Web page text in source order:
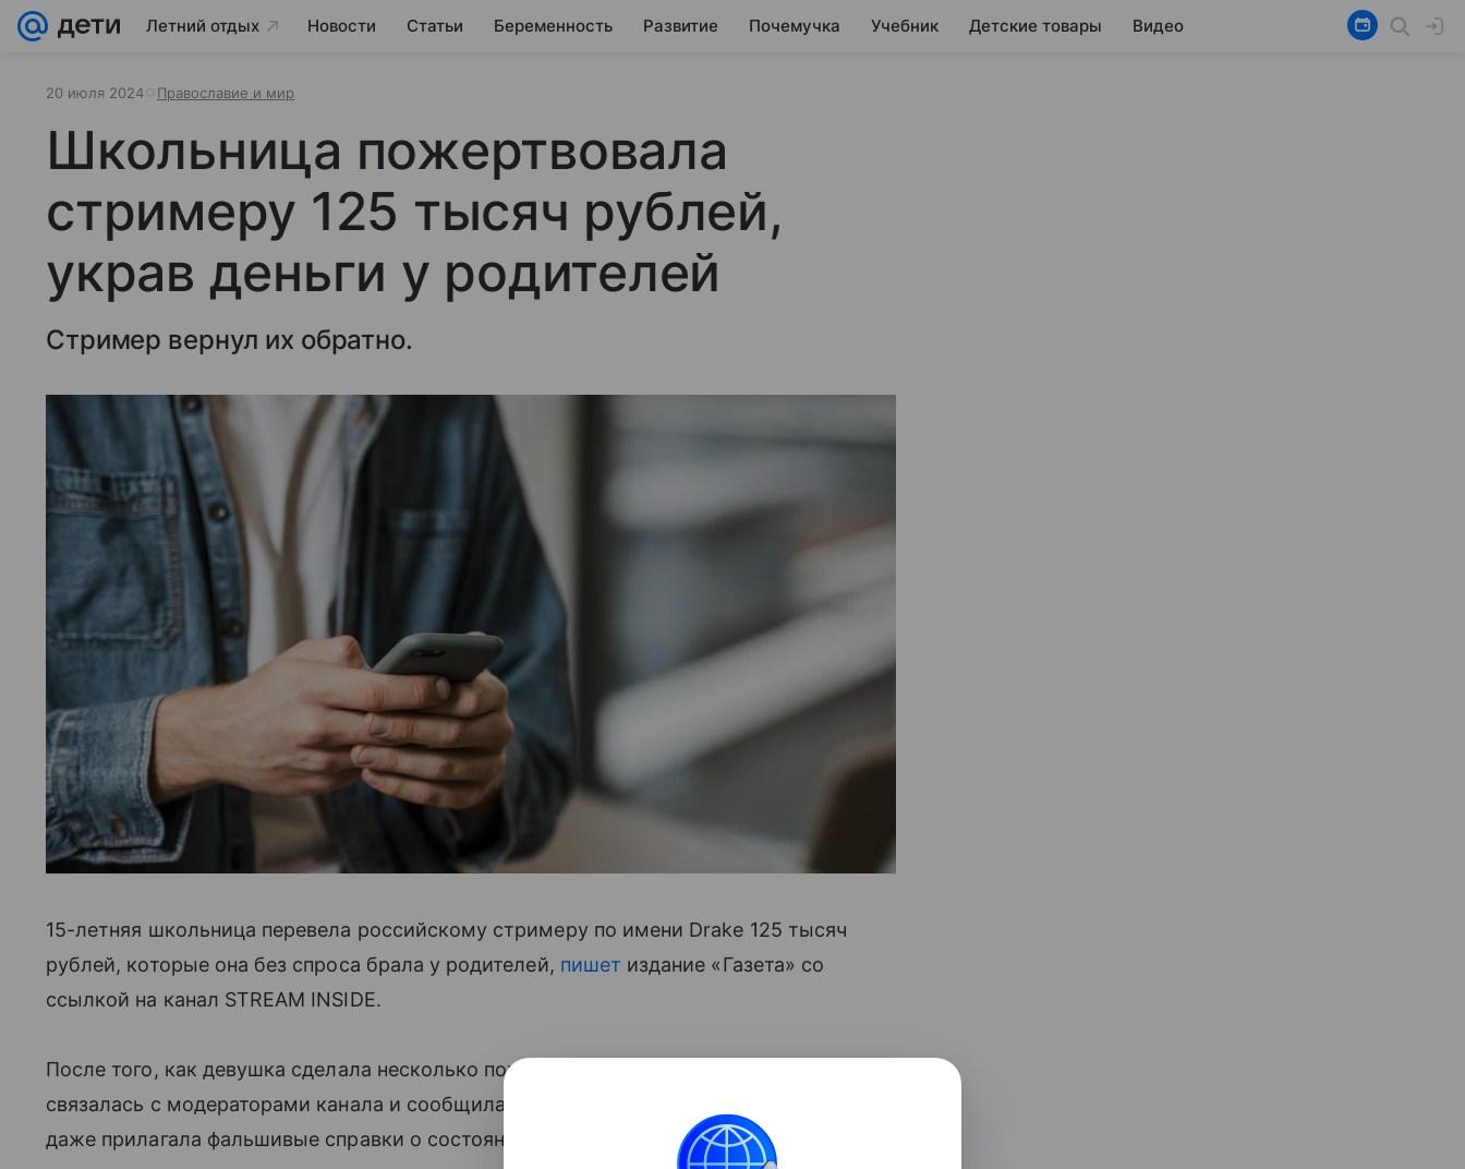
Летний отдых Новости Статьи Беременность Развитие Почемучка Учебник Детские товары Видео
20 июля 2024 Православие и мир
Школьница пожертвовала
стримеру 125 тысяч рублей,
украв деньги у родителей
Стример вернул их обратно.
15-летняя школьница перевела российскому стримеру по имени Drake 125 тысяч
рублей, которые она без спроса брала у родителей, пишет издание «Газета» со
ссылкой на канал STREAM INSIDE.
После того, как девушка сделала несколько пожертвований любимому стримеру, она
связалась с модераторами канала и сообщила, что ее мать смертельно больна. Она
даже прилагала фальшивые справки о состоянии здоровья матери.